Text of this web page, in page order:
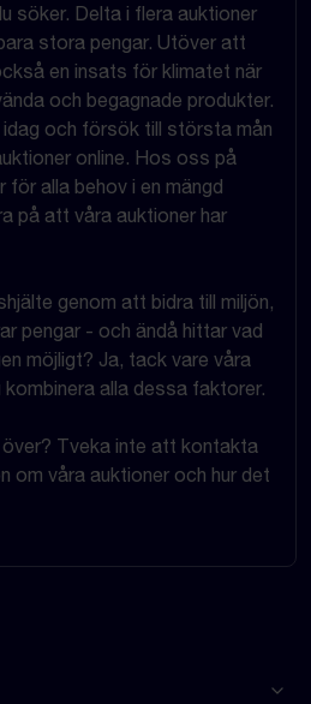
söker. Delta i flera auktioner
stora pengar. Utöver att
en insats för klimatet när
och begagnade produkter.
idag och försök till största mån
online. Hos oss på
för alla behov i en mängd
på att våra auktioner har
genom att bidra till miljön,
pengar - och ändå hittar vad
möjligt? Ja, tack vare våra
kombinera alla dessa faktorer.
Tveka inte att kontakta
om våra auktioner och hur det